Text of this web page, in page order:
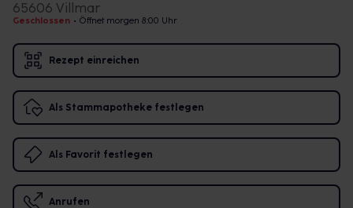
65606 Villmar
Geschlossen • Öffnet morgen 8:00 Uhr
Rezept einreichen
Als Stammapotheke festlegen
Als Favorit festlegen
Anrufen